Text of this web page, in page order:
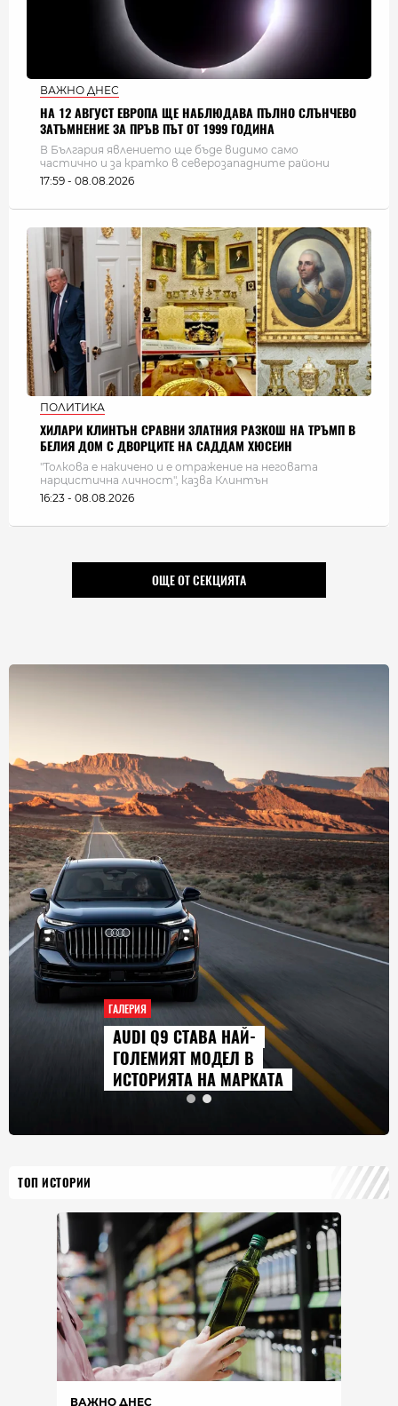
ВАЖНО ДНЕС
НА 12 АВГУСТ ЕВРОПА ЩЕ НАБЛЮДАВА ПЪЛНО СЛЪНЧЕВО
ЗАТЪМНЕНИЕ ЗА ПРЪВ ПЪТ ОТ 1999 ГОДИНА
В България явлението ще бъде видимо само
частично и за кратко в северозападните райони
17:59 - 08.08.2026
ПОЛИТИКА
ХИЛАРИ КЛИНТЪН СРАВНИ ЗЛАТНИЯ РАЗКОШ НА ТРЪМП В
БЕЛИЯ ДОМ С ДВОРЦИТЕ НА САДДАМ ХЮСЕИН
"Толкова е накичено и е отражение на неговата
нарцистична личност", казва Клинтън
16:23 - 08.08.2026
ОЩЕ ОТ СЕКЦИЯТА
ГАЛЕРИЯ
AUDI Q9 СТАВА НАЙ-
ГОЛЕМИЯТ МОДЕЛ В
ИСТОРИЯТА НА МАРКАТА
ТОП ИСТОРИИ
ВАЖНО ДНЕС